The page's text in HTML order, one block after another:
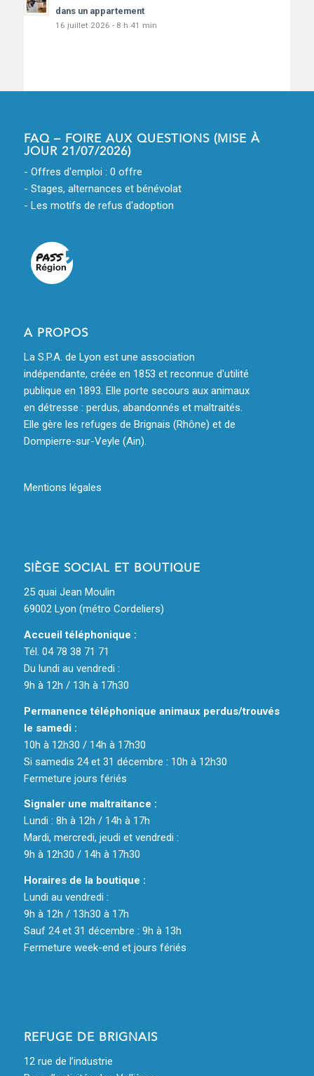
dans un appartement
16 juillet 2026 - 8 h 41 min
FAQ – FOIRE AUX QUESTIONS (MISE À
JOUR 21/07/2026)
- Offres d'emploi : 0 offre
- Stages, alternances et bénévolat
- Les motifs de refus d'adoption
A PROPOS
La S.P.A. de Lyon est une association
indépendante, créée en 1853 et reconnue d'utilité
publique en 1893. Elle porte secours aux animaux
en détresse : perdus, abandonnés et maltraités.
Elle gère les refuges de Brignais (Rhône) et de
Dompierre-sur-Veyle (Ain).
Mentions légales
SIÈGE SOCIAL ET BOUTIQUE
25 quai Jean Moulin
69002 Lyon (métro Cordeliers)
Accueil téléphonique :
Tél. 04 78 38 71 71
Du lundi au vendredi :
9h à 12h / 13h à 17h30
Permanence téléphonique animaux perdus/trouvés
le samedi :
10h à 12h30 / 14h à 17h30
Si samedis 24 et 31 décembre : 10h à 12h30
Fermeture jours fériés
Signaler une maltraitance :
Lundi : 8h à 12h / 14h à 17h
Mardi, mercredi, jeudi et vendredi :
9h à 12h30 / 14h à 17h30
Horaires de la boutique :
Lundi au vendredi :
9h à 12h / 13h30 à 17h
Sauf 24 et 31 décembre : 9h à 13h
Fermeture week-end et jours fériés
REFUGE DE BRIGNAIS
12 rue de l’industrie